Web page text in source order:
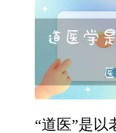
“道医”是以